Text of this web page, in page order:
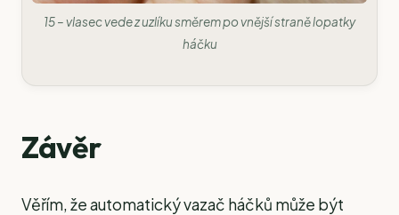
15 – vlasec vede z uzlíku směrem po vnější straně lopatky
háčku
Závěr
Věřím, že automatický vazač háčků může být